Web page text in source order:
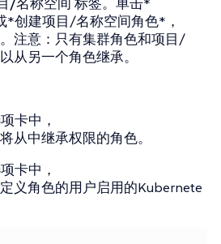
/名称空间 标签。单击*
*创建项目/名称空间角色*，
注意：只有集群角色和项目/
从另一个角色继承。
卡中，
从中继承权限的角色。
卡中，
义角色的用户启用的Kubernete